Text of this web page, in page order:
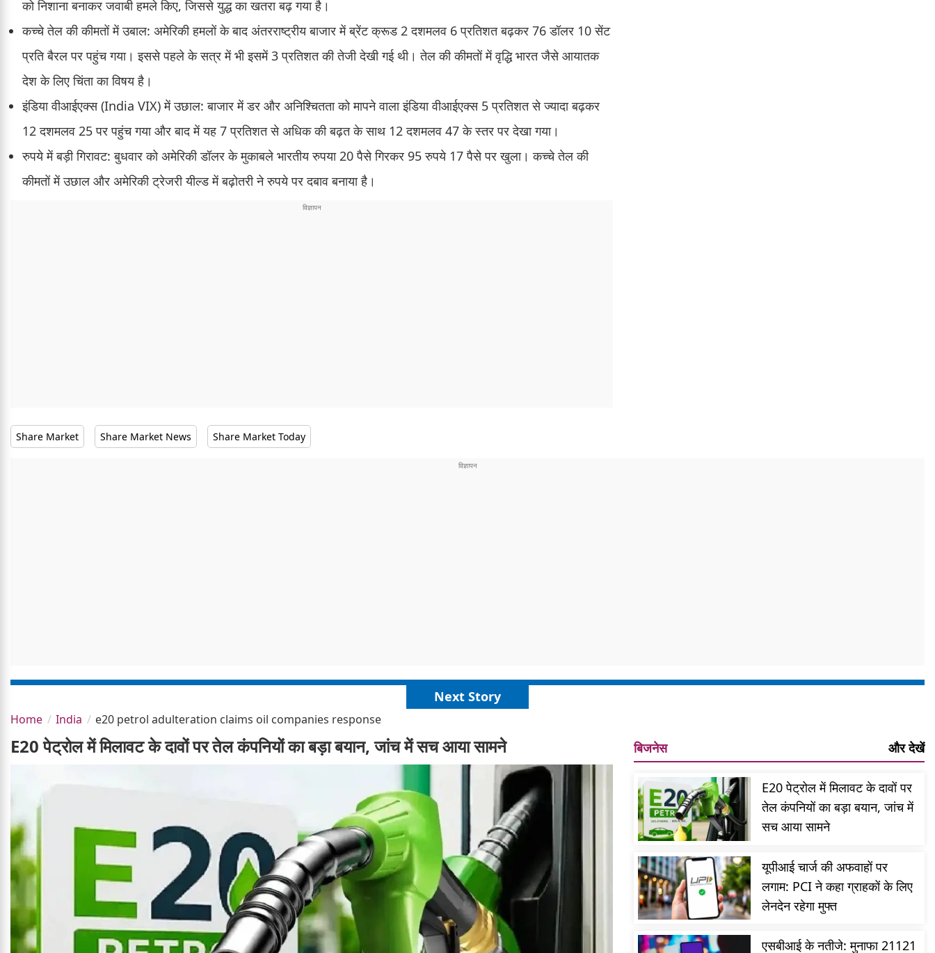
को निशाना बनाकर जवाबी हमले किए, जिससे युद्ध का खतरा बढ़ गया है।
कच्चे तेल की कीमतों में उबाल: अमेरिकी हमलों के बाद अंतरराष्ट्रीय बाजार में ब्रेंट क्रूड 2 दशमलव 6 प्रतिशत बढ़कर 76 डॉलर 10 सेंट
प्रति बैरल पर पहुंच गया। इससे पहले के सत्र में भी इसमें 3 प्रतिशत की तेजी देखी गई थी। तेल की कीमतों में वृद्धि भारत जैसे आयातक
देश के लिए चिंता का विषय है।
इंडिया वीआईएक्स (India VIX) में उछाल: बाजार में डर और अनिश्चितता को मापने वाला इंडिया वीआईएक्स 5 प्रतिशत से ज्यादा बढ़कर
12 दशमलव 25 पर पहुंच गया और बाद में यह 7 प्रतिशत से अधिक की बढ़त के साथ 12 दशमलव 47 के स्तर पर देखा गया।
रुपये में बड़ी गिरावट: बुधवार को अमेरिकी डॉलर के मुकाबले भारतीय रुपया 20 पैसे गिरकर 95 रुपये 17 पैसे पर खुला। कच्चे तेल की
कीमतों में उछाल और अमेरिकी ट्रेजरी यील्ड में बढ़ोतरी ने रुपये पर दबाव बनाया है।
Share Market Share Market News Share Market Today
Next Story
Home India e20 petrol adulteration claims oil companies response
E20 पेट्रोल में मिलावट के दावों पर तेल कंपनियों का बड़ा बयान, जांच में सच आया सामने बिजनेस और देखें
E20 पेट्रोल में मिलावट के दावों पर
तेल कंपनियों का बड़ा बयान, जांच में
सच आया सामने
यूपीआई चार्ज की अफवाहों पर
लगाम: PCI ने कहा ग्राहकों के लिए
लेनदेन रहेगा मुफ्त
एसबीआई के नतीजे: मुनाफा 21121